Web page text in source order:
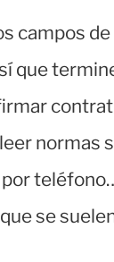
campos
que
normas
se